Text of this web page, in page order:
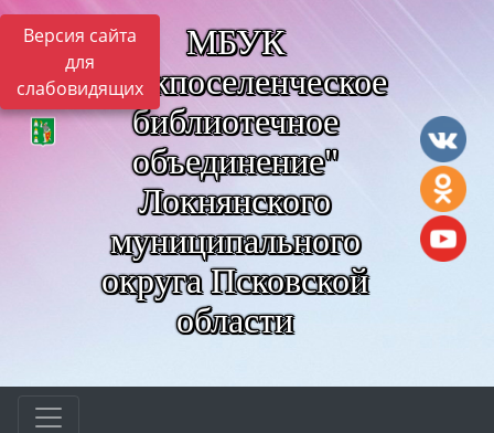
Версия сайта
для
слабовидящих
МБУК
"Межпоселенческое
библиотечное
объединение"
Локнянского
муниципального
округа Псковской
области